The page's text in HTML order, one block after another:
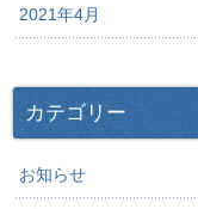
2021年4月
カテゴリー
お知らせ